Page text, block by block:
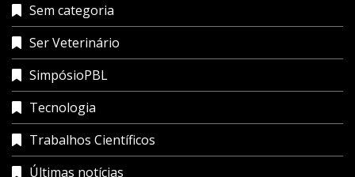
Sem categoria
Ser Veterinário
SimpósioPBL
Tecnologia
Trabalhos Científicos
Últimas notícias